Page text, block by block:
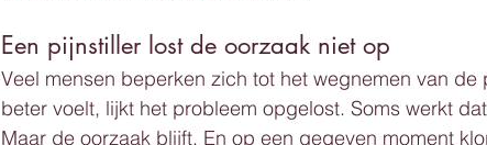
Een pijnstiller lost de oorzaak niet op
Veel mensen beperken zich tot het wegnemen van
beter voelt, lijkt het probleem opgelost. Soms werkt
Maar de oorzaak blijft. En op een gegeven moment